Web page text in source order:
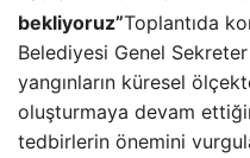
bekliyoruz”Toplantıda
Belediyesi Genel Sekreter
yangınların küresel
oluşturmaya devam
tedbirlerin önemini